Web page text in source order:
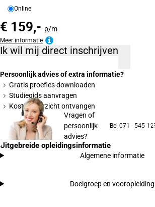
Online
€ 159,- p/m
Meer informatie
Ik wil mij direct inschrijven
Persoonlijk advies of extra informatie?
Gratis proefles downloaden
Studiegids aanvragen
Kostenoverzicht ontvangen
Vragen of
persoonlijk
advies?
Bel 071 - 545
Uitgebreide opleidingsinformatie
Algemene informatie
Doelgroep en vooropleiding